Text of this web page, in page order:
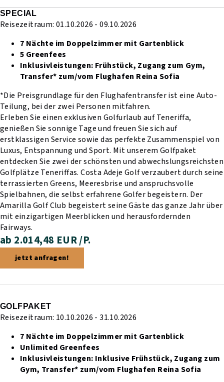
SPECIAL
Reisezeitraum: 01.10.2026 - 09.10.2026
7 Nächte im Doppelzimmer mit Gartenblick
5 Greenfees
Inklusivleistungen: Frühstück, Zugang zum Gym,
Transfer* zum/vom Flughafen Reina Sofia
*Die Preisgrundlage für den Flughafentransfer ist eine Auto-
Teilung, bei der zwei Personen mitfahren.
Erleben Sie einen exklusiven Golfurlaub auf Teneriffa,
genießen Sie sonnige Tage und freuen Sie sich auf
erstklassigen Service sowie das perfekte Zusammenspiel von
Luxus, Entspannung und Sport. Mit unserem Golfpaket
entdecken Sie zwei der schönsten und abwechslungsreichsten
Golfplätze Teneriffas. Costa Adeje Golf verzaubert durch seine
terrassierten Greens, Meeresbrise und anspruchsvolle
Spielbahnen, die selbst erfahrene Golfer begeistern. Der
Amarilla Golf Club begeistert seine Gäste das ganze Jahr über
mit einzigartigen Meerblicken und herausfordernden
Fairways.
ab 2.014,48 EUR /P.
jetzt anfragen!
GOLFPAKET
Reisezeitraum: 10.10.2026 - 31.10.2026
7 Nächte im Doppelzimmer mit Gartenblick
Unlimited Greenfees
Inklusivleistungen: Inklusive Frühstück, Zugang zum
Gym, Transfer* zum/vom Flughafen Reina Sofia